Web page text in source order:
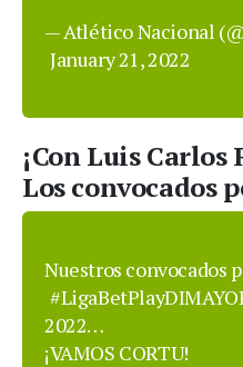
— Atlético Nacional
January 21, 2022
¡Con Luis Carlos
Los convocados
Nuestros convocados
2022…
¡VAMOS CORTU!